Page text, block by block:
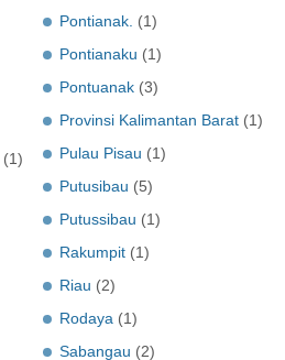
(1)
Pontianak. (1)
Pontianaku (1)
Pontuanak (3)
Provinsi Kalimantan Barat (1)
Pulau Pisau (1)
Putusibau (5)
Putussibau (1)
Rakumpit (1)
Riau (2)
Rodaya (1)
Sabangau (2)